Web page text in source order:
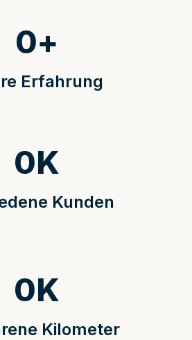
Erfahrung
0+
Kunden
0K
Kilometer
0K